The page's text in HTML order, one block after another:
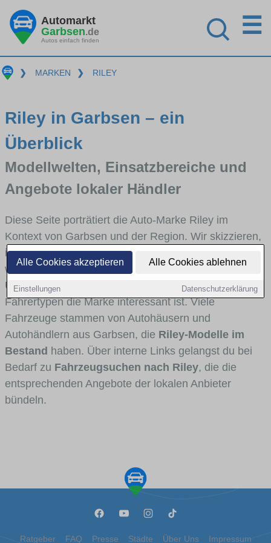
Alle Cookies akzeptieren Alle Cookies ablehnen
Einstellungen Datenschutzerklärung
Automarkt
Garbsen.de
Autos einfach finden
☰
❯ MARKEN ❯ RILEY
Riley in Garbsen – ein
Überblick
Modellwelten, Einsatzbereiche und
Angebote lokaler Händler
Diese Seite porträtiert die Auto-Marke Riley im
Kontext von Garbsen und der Region. Wir skizzieren,
in welchen Fahrzeugklassen Riley stark vertreten ist,
welche Modellreihen häufig im Stadt- und
Umlandverkehr zu sehen sind und für welche
Fahrertypen die Marke interessant ist. Viele
Fahrzeuge stammen von Autohäusern und
Autohändlern aus Garbsen, die Riley-Modelle im
Bestand haben. Über interne Links gelangst du bei
Bedarf zu Fahrzeugsuchen nach Riley, die die
entsprechenden Angebote der lokalen Anbieter
bündeln.
Ratgeber FAQ Presse Städte Über Uns Impressum